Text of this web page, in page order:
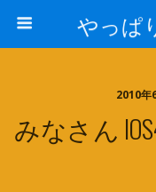
やっぱ
2010
みなさん